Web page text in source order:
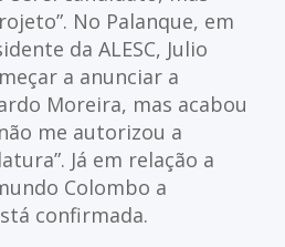
No Palanque, em
da ALESC, Julio
a anunciar a
Moreira, mas acabou
me autorizou a
Já em relação a
Colombo a
confirmada.